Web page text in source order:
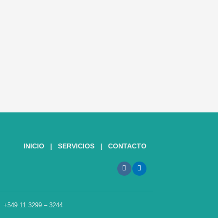
INICIO | SERVICIOS | CONTACTO
+549 11 3299 – 3244